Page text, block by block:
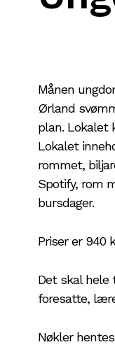
Månen
Ørland
plan. Lokalet
Lokalet
rommet,
Spotify, rom
bursdager.
Priser er 940
Det skal hele
foresatte,
Nøkler